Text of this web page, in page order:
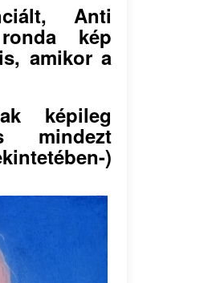
Anti
kép
amikor a
képileg
mindezt
)